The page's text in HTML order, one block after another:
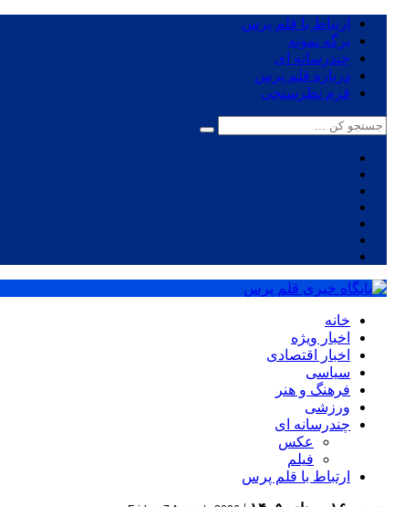
ارتباط با قلم پرس
برگه نمونه
چندرسانه ای
درباره قلم پرس
فرم نظرسنجی
خانه
اخبار ویژه
اخبار اقتصادی
سیاسی
فرهنگ و هنر
ورزشی
چندرسانه ای
عکس
فیلم
ارتباط با قلم پرس